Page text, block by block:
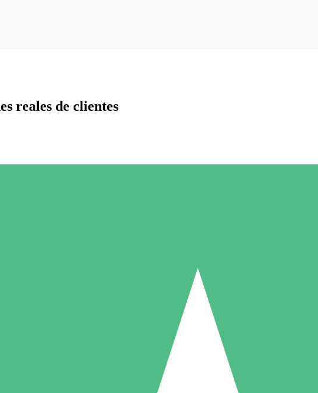
5 Descargas
15
reales de clientes